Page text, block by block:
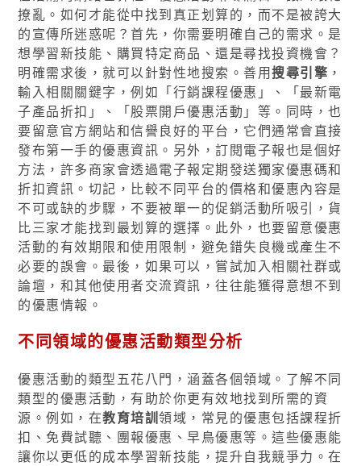
撩亂。如何才能從中找到真正划算的，而不是被誇大
的宣傳所迷惑呢？首先，你需要明確自己的需求。是
想學習新技能、購買特定商品、還是尋找投資機會？
明確需求後，就可以針對性地搜索。善用搜尋引擎 ，
輸入相關關鍵字，例如「行銷課程優惠」、「最新電
子產品折扣」、「股票開戶優惠活動」等。同時，也
要留意官方網站和信譽良好的平台，它們通常會直接
發布第一手的優惠資訊。另外，訂閱電子報也是個好
方法，許多商家會透過電子報定期發送獨家優惠碼和
折扣資訊。切記，比較不同平台的價格和優惠內容是
不可或缺的步驟，不要被單一的促銷活動所吸引，貨
比三家才能找到最划算的選擇。此外，也要留意優惠
活動的有效期限和使用限制，避免錯失良機或產生不
必要的誤會。最後，如果可以，嘗試加入相關社群或
論壇，和其他使用者交流資訊，往往能獲得意想不到
的優惠情報。
不同領域的優惠活動類型分析
優惠活動的類型五花八門，涵蓋各個領域。了解不同
類型的優惠活動，有助於你更有效地找到所需的資
源。例如，在教育培訓領域，常見的優惠包括課程折
扣、免費試聽、團報優惠、早鳥優惠等。這些優惠能
讓你以更低的成本學習新技能，提升自我競爭力。在